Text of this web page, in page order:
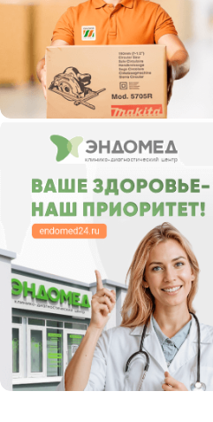
Huter
JET
KEIL
KRAFTOOL
KRESS
Metabo
P.I.T.
Prorab
RYOBI
SKIL
STANLEY